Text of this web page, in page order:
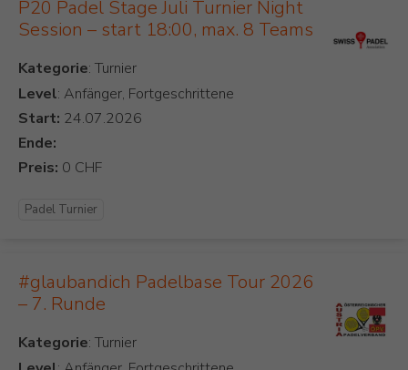
P20 Padel Stage Juli Turnier Night
Session – start 18:00, max. 8 Teams
Kategorie
Level: Anfänger, Fortgeschrittene
Start:
Ende:
Preis:
Padel Turnier
#glaubandich Padelbase Tour 2026
– 7. Runde
Kategorie